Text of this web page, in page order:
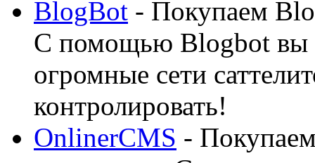
BlogBot - Покупаем
С помощью Blogbot вы
огромные сети
контролировать!
OnlinerCMS -